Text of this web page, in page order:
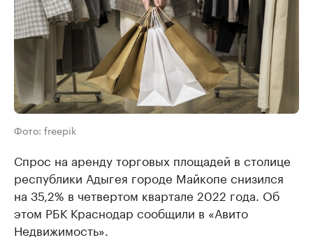
Фото: freepik
Спрос на аренду торговых площадей в столице
республики Адыгея городе Майкопе снизился
на 35,2% в четвертом квартале 2022 года. Об
этом РБК Краснодар сообщили в «Авито
Недвижимость».